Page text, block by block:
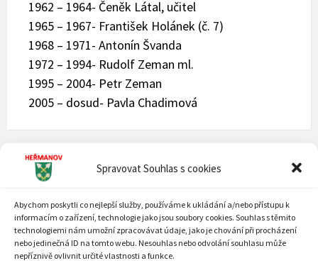
Spravovat Souhlas s cookies
Abychom poskytli co nejlepší služby, používáme k ukládání a/nebo přístupu k
informacím o zařízení, technologie jako jsou soubory cookies. Souhlas s těmito
technologiemi nám umožní zpracovávat údaje, jako je chování při procházení
nebo jedinečná ID na tomto webu. Nesouhlas nebo odvolání souhlasu může
nepříznivě ovlivnit určité vlastnosti a funkce.
1962 – 1964- Čeněk Látal, učitel
1965 – 1967- František Holánek (č. 7)
1968 – 1971- Antonín Švanda
1972 – 1994- Rudolf Zeman ml.
1995 – 2004- Petr Zeman
2005 – dosud- Pavla Chadimová
ÚVOD
PLÁN AKCÍ
MOBILNÍ ROZHLAS